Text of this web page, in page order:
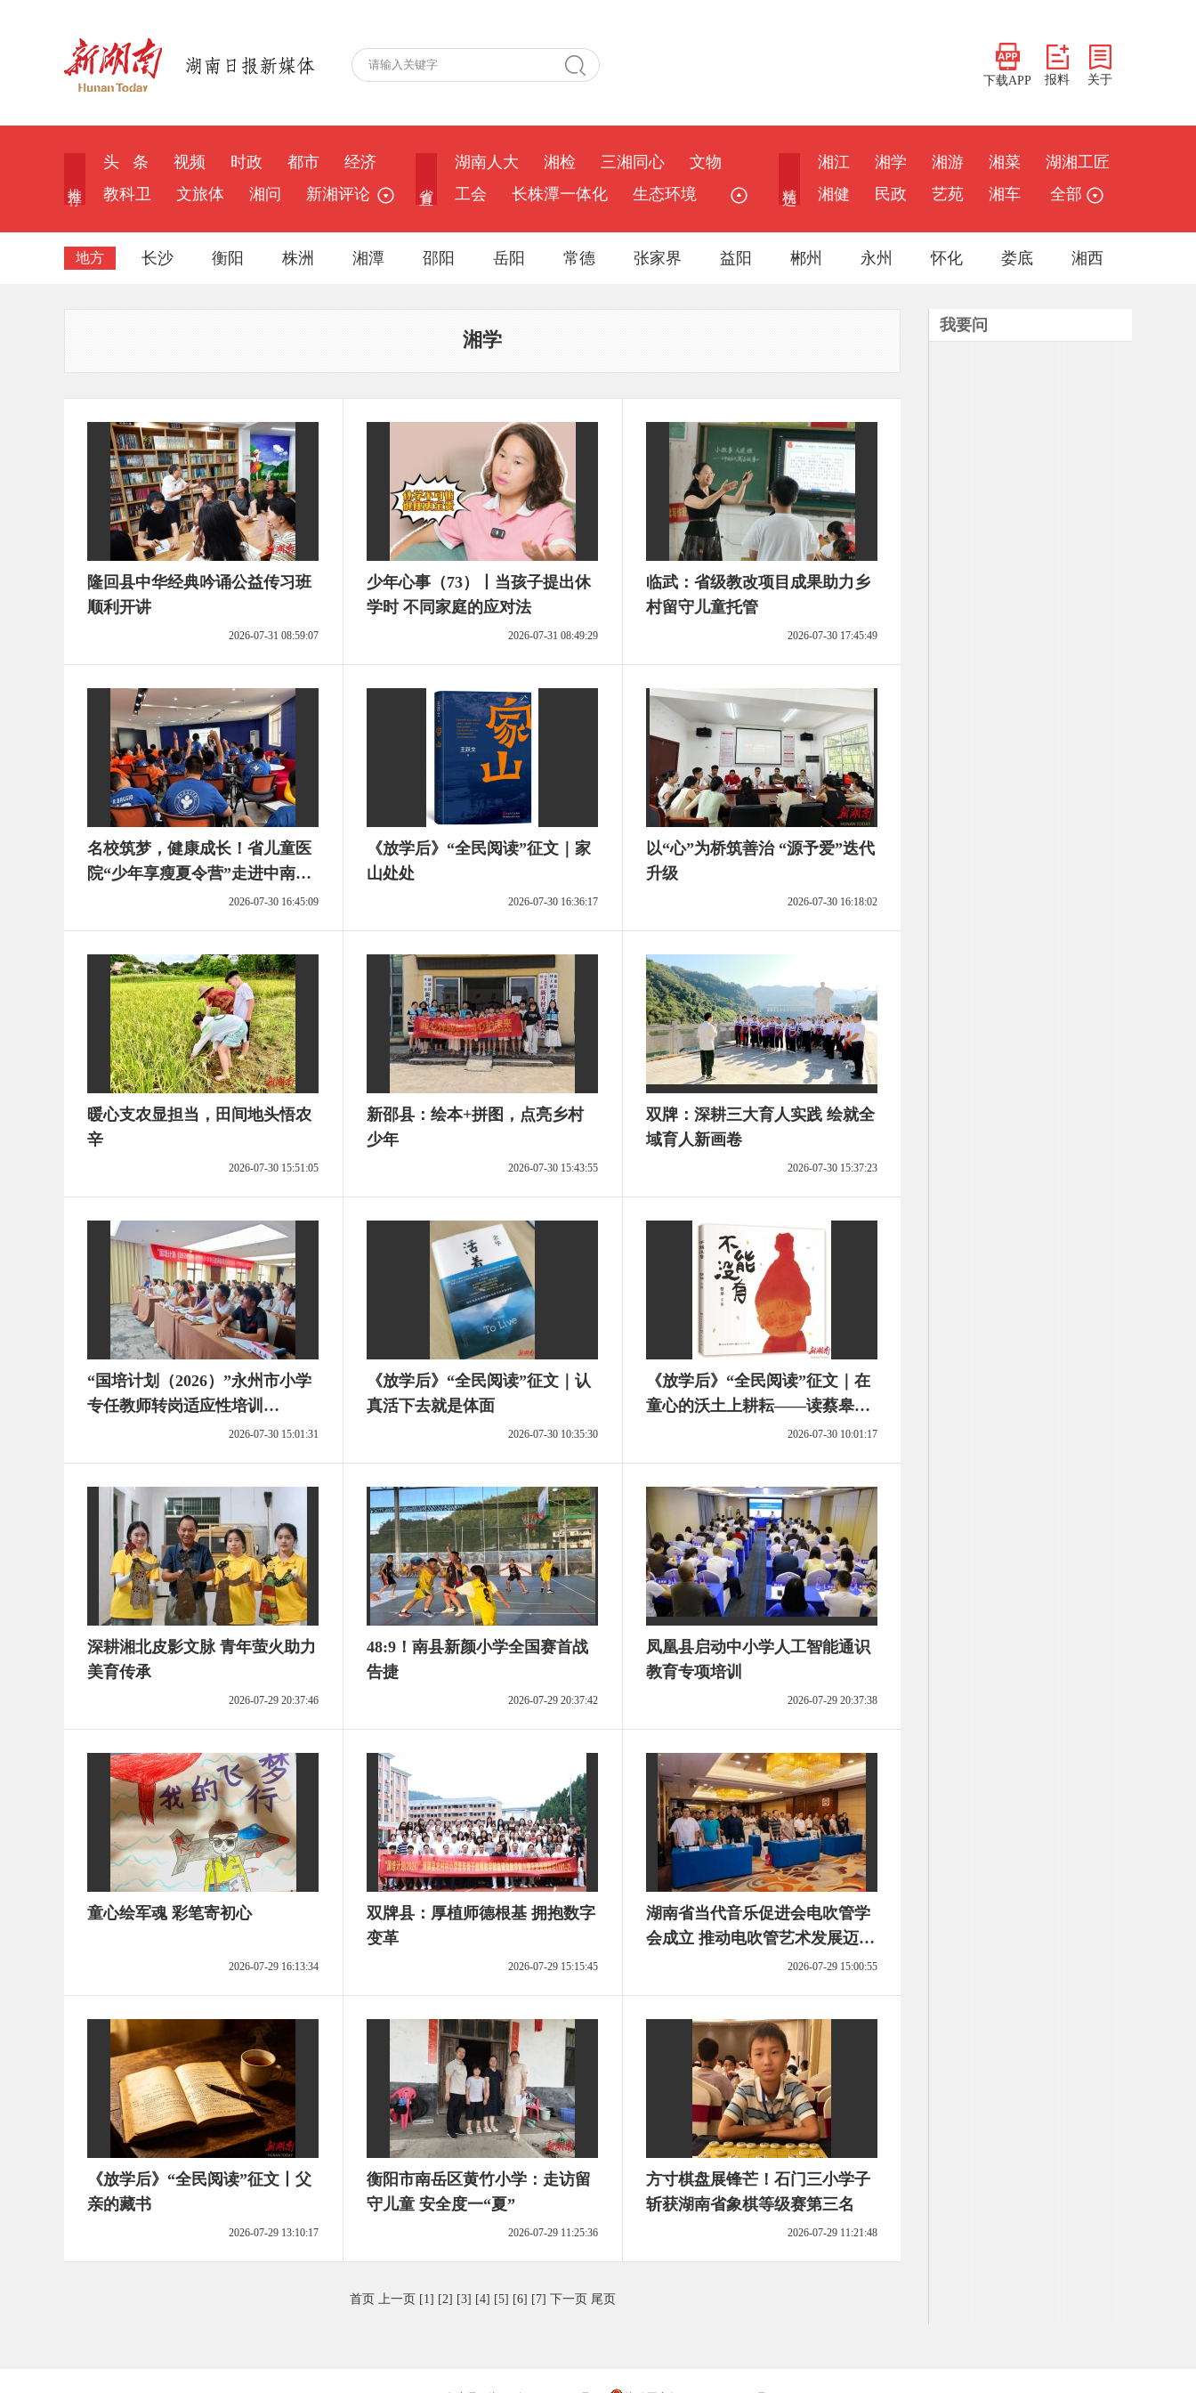
下载APP 报料 关于
头 条 视频 时政 都市
经济
教科卫
文旅体 湘问 新湘评论
湖南人大 湘检 三湘同心
文物
工会
长株潭一体化 生态环境
湘江 湘学 湘游 湘菜
湖湘工匠
湘健
民政 艺苑 湘车 全部
地方 长沙 衡阳 株洲 湘潭 邵阳 岳阳 常德 张家界 益阳 郴州 永州 怀化 娄底 湘西
湘学
隆回县中华经典吟诵公益传习班
顺利开讲
2026-07-31 08:59:07
少年心事（73）丨当孩子提出休
学时 不同家庭的应对法
2026-07-31 08:49:29
临武：省级教改项目成果助力乡
村留守儿童托管
2026-07-30 17:45:49
名校筑梦，健康成长！省儿童医
院“少年享瘦夏令营”走进中南大
2026-07-30 16:45:09
《放学后》“全民阅读”征文｜家
山处处
2026-07-30 16:36:17
以“心”为桥筑善治 “源予爱”迭代
升级
2026-07-30 16:18:02
暖心支农显担当，田间地头悟农
辛
2026-07-30 15:51:05
新邵县：绘本+拼图，点亮乡村
少年
2026-07-30 15:43:55
双牌：深耕三大育人实践 绘就全
域育人新画卷
2026-07-30 15:37:23
“国培计划（2026）”永州市小学
专任教师转岗适应性培训
2026-07-30 15:01:31
《放学后》“全民阅读”征文｜认
真活下去就是体面
2026-07-30 10:35:30
《放学后》“全民阅读”征文｜在
童心的沃土上耕耘——读蔡皋
2026-07-30 10:01:17
深耕湘北皮影文脉 青年萤火助力
美育传承
2026-07-29 20:37:46
48:9！南县新颜小学全国赛首战
告捷
2026-07-29 20:37:42
凤凰县启动中小学人工智能通识
教育专项培训
2026-07-29 20:37:38
童心绘军魂 彩笔寄初心
2026-07-29 16:13:34
双牌县：厚植师德根基 拥抱数字
变革
2026-07-29 15:15:45
湖南省当代音乐促进会电吹管学
会成立 推动电吹管艺术发展迈入
2026-07-29 15:00:55
《放学后》“全民阅读”征文丨父
亲的藏书
2026-07-29 13:10:17
衡阳市南岳区黄竹小学：走访留
守儿童 安全度一“夏”
2026-07-29 11:25:36
方寸棋盘展锋芒！石门三小学子
斩获湖南省象棋等级赛第三名
2026-07-29 11:21:48
首页 上一页 [1] [2] [3] [4] [5] [6] [7] 下一页 尾页
我要问